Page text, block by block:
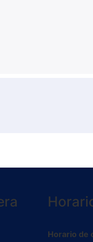
Horario de